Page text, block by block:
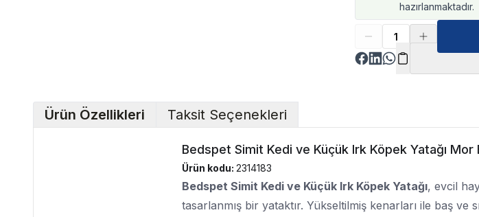
hazırlanmaktadır.
Ürün Özellikleri Taksit Seçenekleri
Bedspet Simit Kedi ve Küçük Irk Köpek Yatağı Mor
Ürün kodu: 2314183
Bedspet Simit Kedi ve Küçük Irk Köpek Yatağı, evcil
tasarlanmış bir yataktır. Yükseltilmiş kenarları ile baş ve